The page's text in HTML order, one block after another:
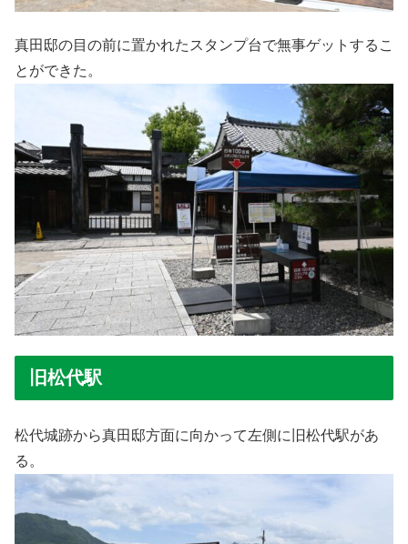
真田邸の目の前に置かれたスタンプ台で無事ゲットするこ
とができた。
旧松代駅
松代城跡から真田邸方面に向かって左側に旧松代駅があ
る。